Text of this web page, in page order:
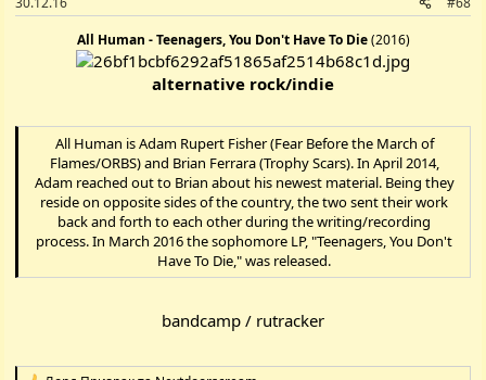
All Human - Teenagers, You Don't Have To Die(2016)
alternative rock/indie
All Human is Adam Rupert Fisher (Fear Before the March of
Flames/ORBS) and Brian Ferrara (Trophy Scars). In April 2014,
Adam reached out to Brian about his newest material. Being they
reside on opposite sides of the country, the two sent their work
back and forth to each other during the writing/recording
process. In March 2016 the sophomore LP, "Teenagers, You Don't
Have To Die," was released.
bandcamp / rutracker